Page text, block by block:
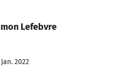
Lefebvre
2022